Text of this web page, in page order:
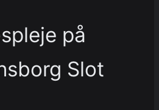
på
Slot